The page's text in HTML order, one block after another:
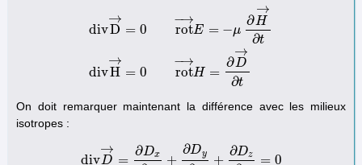
divD
→
divH
→
= 0
= 0
rot
−→
E = −μ
∂H
→
∂t
rot
−→
H =
∂D
→
∂t
H →=0
On doit remarquer maintenant la différence avec les milieux
isotropes :
divD
→
=
∂Dx +
∂Dy +
∂Dz = 0
div D→=∂Dx x+ ∂Dy∂y +∂Dz∂z=0